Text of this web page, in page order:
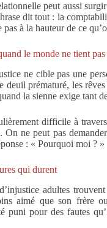
peut aussi
dit tout : la
à la hauteur de ce
le monde ne tient pas
ne cible pas une
deuil prématuré, les
la sienne exige tant
difficile à
ne peut pas
: « Pourquoi moi ? »
qui durent
adultes
aimé que son frère
puni pour des fautes